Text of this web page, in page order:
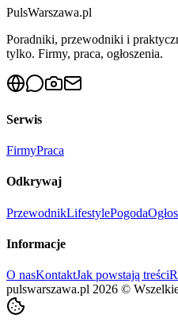
PulsWarszawa.pl
Poradniki, przewodniki i
tylko. Firmy, praca, ogłoszenia.
Serwis
FirmyPraca
Odkrywaj
PrzewodnikLifestylePogoda
Informacje
O nasKontaktJak powstają treści
pulswarszawa.pl 2026 ©